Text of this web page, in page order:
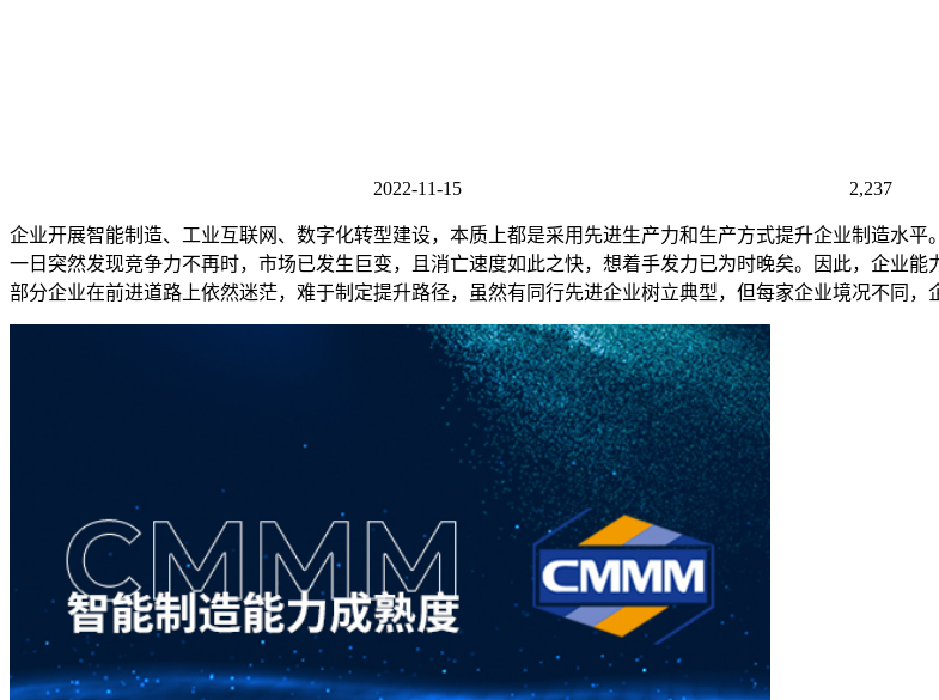
2022-11-15 2,237
企业开展智能制造、工业互联网、数字化转型建设，本质上都是采用先进生产力和生产方式提升企业制造水
一日突然发现竞争力不再时，市场已发生巨变，且消亡速度如此之快，想着手发力已为时晚矣。因此，企业
部分企业在前进道路上依然迷茫，难于制定提升路径，虽然有同行先进企业树立典型，但每家企业境况不同，